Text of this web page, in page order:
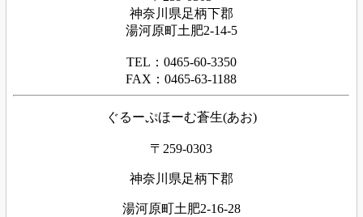
神奈川県足柄下郡
湯河原町土肥2-14-5
TEL：0465-60-3350
FAX：0465-63-1188
ぐるーぷほーむ蒼生(あお)
〒259-0303
神奈川県足柄下郡
湯河原町土肥2-16-28